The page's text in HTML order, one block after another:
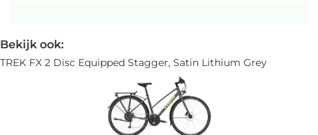
Bekijk ook:
TREK FX 2 Disc Equipped Stagger, Satin Lithium Grey